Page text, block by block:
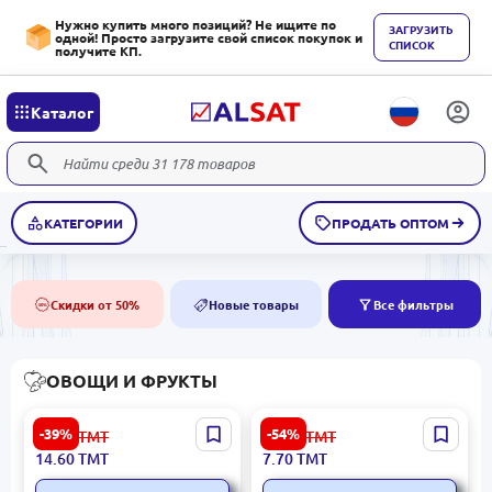
Нужно купить много позиций? Не ищите по
одной! Просто загрузите свой список покупок и
получите КП.
ЗАГРУЗИТЬ
СПИСОК
Каталог
КАТЕГОРИИ ПРОДАТЬ ОПТОМ
50% Скидки от 50% NEW Новые товары Все фильтры
ОВОЩИ И ФРУКТЫ
-39%
Эксклюзивные бананы
оптом
24.00 ТМТ
14.60ТМТ
-54%
Яблоки Granny Smith
премиум
17.00 ТМТ
7.70ТМТ